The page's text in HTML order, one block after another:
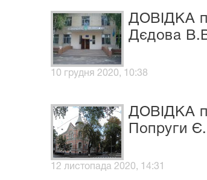
ДОВІДКА
Дєдова
10 грудня 2020, 10:38
ДОВІДКА
Попруги
12 листопада 2020, 14:31